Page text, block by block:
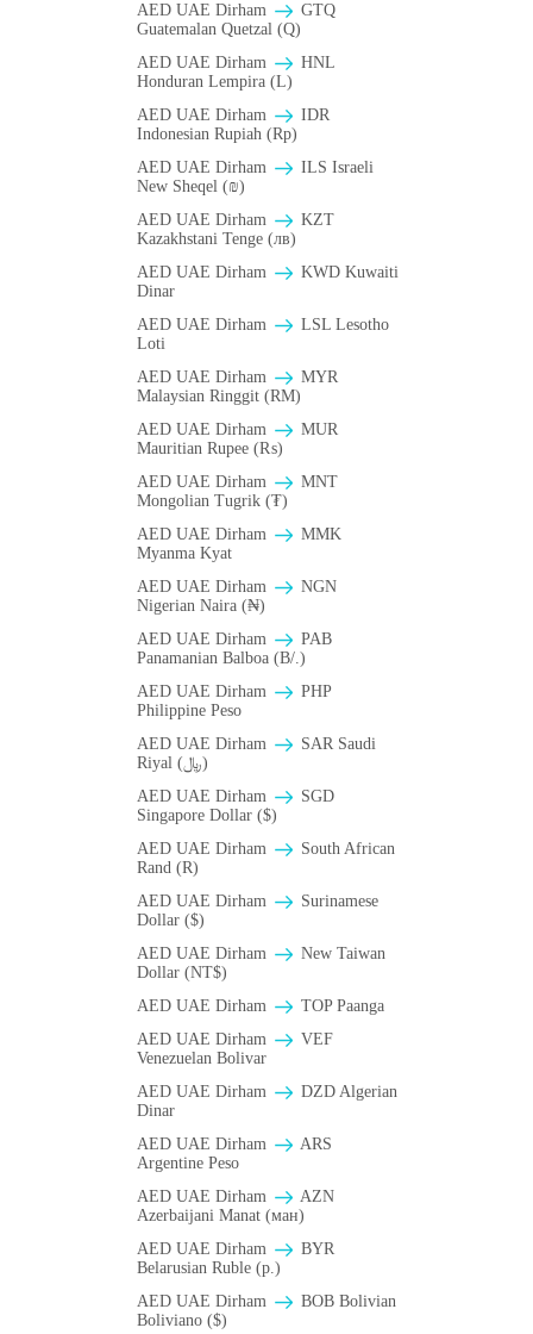
AED UAE Dirham
GTQ
Guatemalan Quetzal (Q)
AED UAE Dirham
HNL
Honduran Lempira (L)
AED UAE Dirham
IDR
Indonesian Rupiah (Rp)
AED UAE Dirham
ILS Israeli
New Sheqel (₪)
AED UAE Dirham
KZT
Kazakhstani Tenge (лв)
AED UAE Dirham
KWD Kuwaiti
Dinar
AED UAE Dirham
LSL Lesotho
Loti
AED UAE Dirham
MYR
Malaysian Ringgit (RM)
AED UAE Dirham
MUR
Mauritian Rupee (₨)
AED UAE Dirham
MNT
Mongolian Tugrik (₮)
AED UAE Dirham
MMK
Myanma Kyat
AED UAE Dirham
NGN
Nigerian Naira (₦)
AED UAE Dirham
PAB
Panamanian Balboa (B/.)
AED UAE Dirham
PHP
Philippine Peso
AED UAE Dirham
SAR Saudi
Riyal (﷼)
AED UAE Dirham
SGD
Singapore Dollar ($)
AED UAE Dirham
South African
Rand (R)
AED UAE Dirham
Surinamese
Dollar ($)
AED UAE Dirham
New Taiwan
Dollar (NT$)
AED UAE Dirham
TOP Paanga
AED UAE Dirham
VEF
Venezuelan Bolivar
AED UAE Dirham
DZD Algerian
Dinar
AED UAE Dirham
ARS
Argentine Peso
AED UAE Dirham
AZN
Azerbaijani Manat (ман)
AED UAE Dirham
BYR
Belarusian Ruble (p.)
AED UAE Dirham
BOB Bolivian
Boliviano ($)